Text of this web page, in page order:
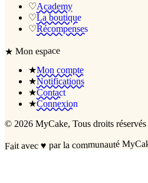
♡Academy
♡La boutique
♡Récompenses
★Mon espace
★Mon compte
★Notifications
★Contact
★Connexion
© 2026 MyCake, Tous droits réservés
Fait avec♥ par la communauté